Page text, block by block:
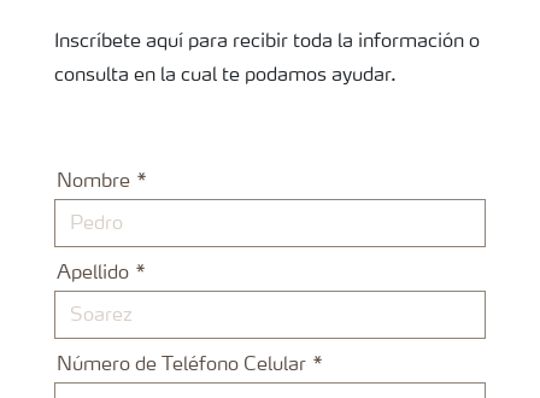
Inscríbete aquí para recibir toda la información o
consulta en la cual te podamos ayudar.
Nombre
Apellido
Número de Teléfono Celular